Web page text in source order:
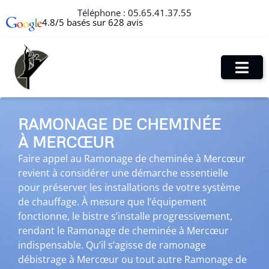
Téléphone : 05.65.41.37.55
4.8/5 basés sur 628 avis
RAMONAGE DE CHEMINÉE
À MERCŒUR
Faire appel au Ramonage de cheminée à Mercœur
revient à considérer une démarche essentielle
pour préserver les installations de votre système
de chauffage. À mesure que l’équipement
fonctionne, le bistre s’installe progressivement,
rendant le Ramonage de cheminée à Mercœur
indispensable. Qu’il s’agisse de ramonage
débistrage à Mercœur ou tout autre Ramonage de